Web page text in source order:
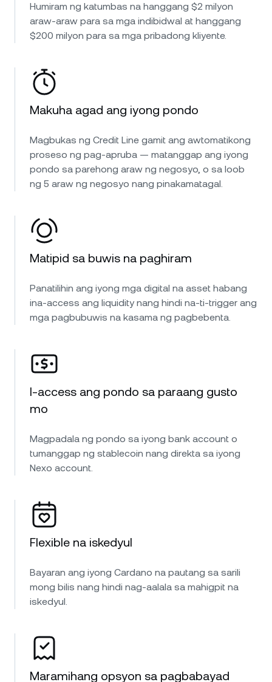
Humiram ng katumbas na hanggang $2 milyon
araw-araw para sa mga indibidwal at hanggang
$200 milyon para sa mga pribadong kliyente.
Makuha agad ang iyong pondo
Magbukas ng Credit Line gamit ang awtomatikong
proseso ng pag-apruba — matanggap ang iyong
pondo sa parehong araw ng negosyo, o sa loob
ng 5 araw ng negosyo nang pinakamatagal.
Matipid sa buwis na paghiram
Panatilihin ang iyong mga digital na asset habang
ina-access ang liquidity nang hindi na-ti-trigger ang
mga pagbubuwis na kasama ng pagbebenta.
I-access ang pondo sa paraang gusto
mo
Magpadala ng pondo sa iyong bank account o
tumanggap ng stablecoin nang direkta sa iyong
Nexo account.
Flexible na iskedyul
Bayaran ang iyong Cardano na pautang sa sarili
mong bilis nang hindi nag-aalala sa mahigpit na
iskedyul.
Maramihang opsyon sa pagbabayad